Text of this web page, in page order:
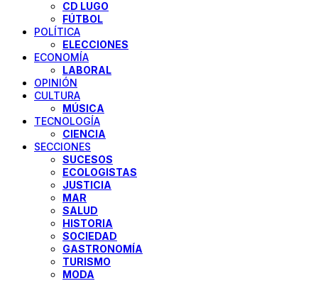
CD LUGO
FÚTBOL
POLÍTICA
ELECCIONES
ECONOMÍA
LABORAL
OPINIÓN
CULTURA
MÚSICA
TECNOLOGÍA
CIENCIA
SECCIONES
SUCESOS
ECOLOGISTAS
JUSTICIA
MAR
SALUD
HISTORIA
SOCIEDAD
GASTRONOMÍA
TURISMO
MODA